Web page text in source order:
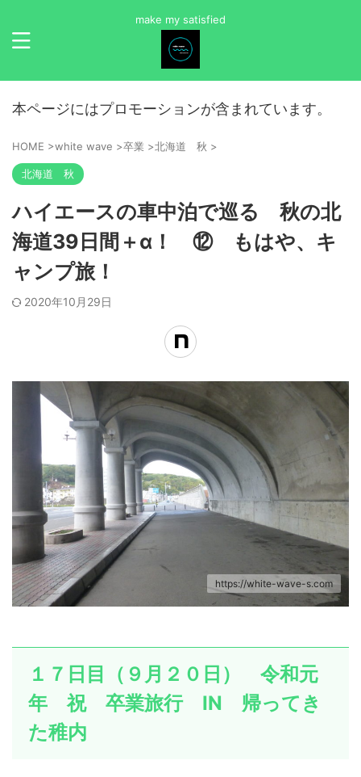
make my satisfied
本ページにはプロモーションが含まれています。
HOME >white wave >卒業 >北海道 秋 >
北海道 秋
ハイエースの車中泊で巡る 秋の北
海道39日間＋α！ ⑫ もはや、キ
ャンプ旅！
2020年10月29日
https://white-wave-s.com
１７日目（９月２０日） 令和元
年 祝 卒業旅行 IN 帰ってき
た稚内